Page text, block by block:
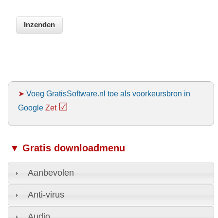
➤ Voeg GratisSoftware.nl toe als voorkeursbron in
Google Zet ☑
▼ Gratis downloadmenu
Aanbevolen
Anti-virus